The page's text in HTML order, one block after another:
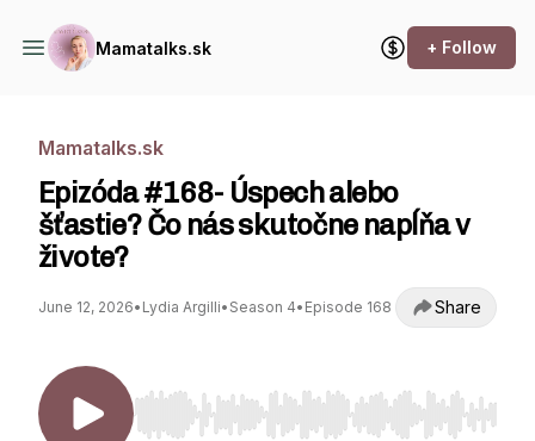
Mamatalks.sk + Follow
Mamatalks.sk
Epizóda #168- Úspech alebo
šťastie? Čo nás skutočne napĺňa v
živote?
June 12, 2026• Lydia Argilli• Season 4• Episode 168 Share
Use Left/Right to seek, Home/End to jump to